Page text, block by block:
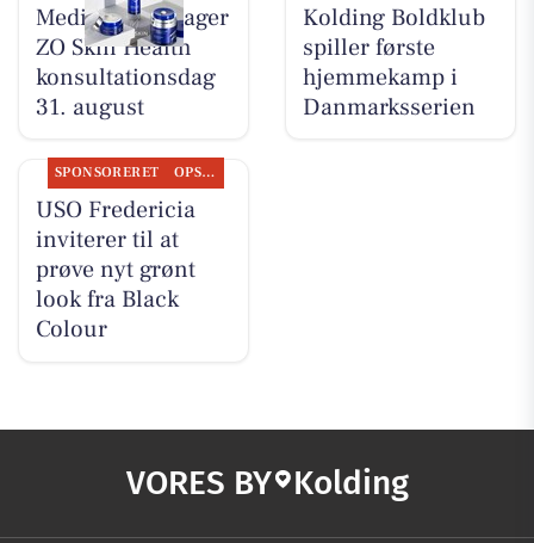
MediSkin gentager
ZO Skin Health
konsultationsdag
31. august
Kolding Boldklub
spiller første
hjemmekamp i
Danmarksserien
SPONSORERET OPSLAGSTAVLEN
USO Fredericia
inviterer til at
prøve nyt grønt
look fra Black
Colour
VORES BY Kolding